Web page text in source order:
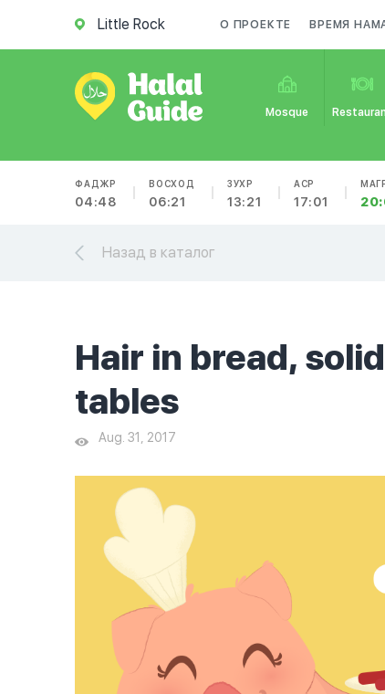
Little Rock О ПРОЕКТЕ ВРЕМЯ
Mosque
ФАДЖР
04:48
ВОСХОД
06:21
ЗУХР
13:21
АСР
17:01
Назад в каталог
Hair in bread,
tables
Aug. 31, 2017